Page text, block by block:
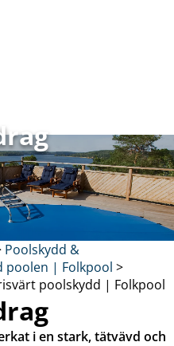
Poolskydd &
poolen | Folkpool >
poolskydd | Folkpool
i en stark, tätvävd och